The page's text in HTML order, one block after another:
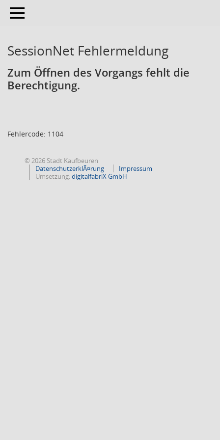
Toggle navigation
SessionNet Fehlermeldung
Zum Öffnen des Vorgangs fehlt die
Berechtigung.
Fehlercode: 1104
© 2026 Stadt Kaufbeuren
DatenschutzerklÃ¤rung
Impressum
Umsetzung:digitalfabriX GmbH